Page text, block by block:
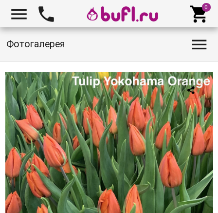
  
Фотогалерея 